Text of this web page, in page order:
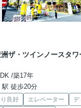
ザ・ツインノースタワ
/築17年
駅 徒歩20分
良好 エレベーター
デ